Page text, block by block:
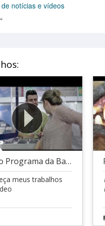
notícias e vídeos
Piloto Programa da Band MG
meus trabalhos